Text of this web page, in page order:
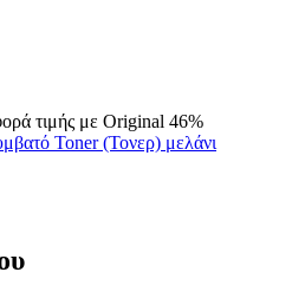
τιμής με Original 46%
Toner (Τονερ) μελάνι